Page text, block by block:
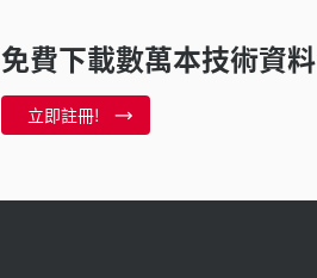
免費下載數萬本技術資料
立即註冊!